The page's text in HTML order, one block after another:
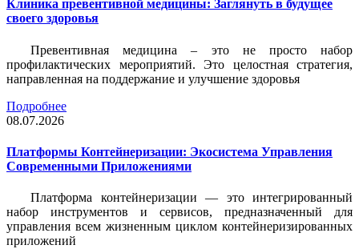
Клиника превентивной медицины: Заглянуть в будущее
своего здоровья
Превентивная медицина – это не просто набор
профилактических мероприятий. Это целостная стратегия,
направленная на поддержание и улучшение здоровья
Подробнее
08.07.2026
Платформы Контейнеризации: Экосистема Управления
Современными Приложениями
Платформа контейнеризации — это интегрированный
набор инструментов и сервисов, предназначенный для
управления всем жизненным циклом контейнеризированных
приложений